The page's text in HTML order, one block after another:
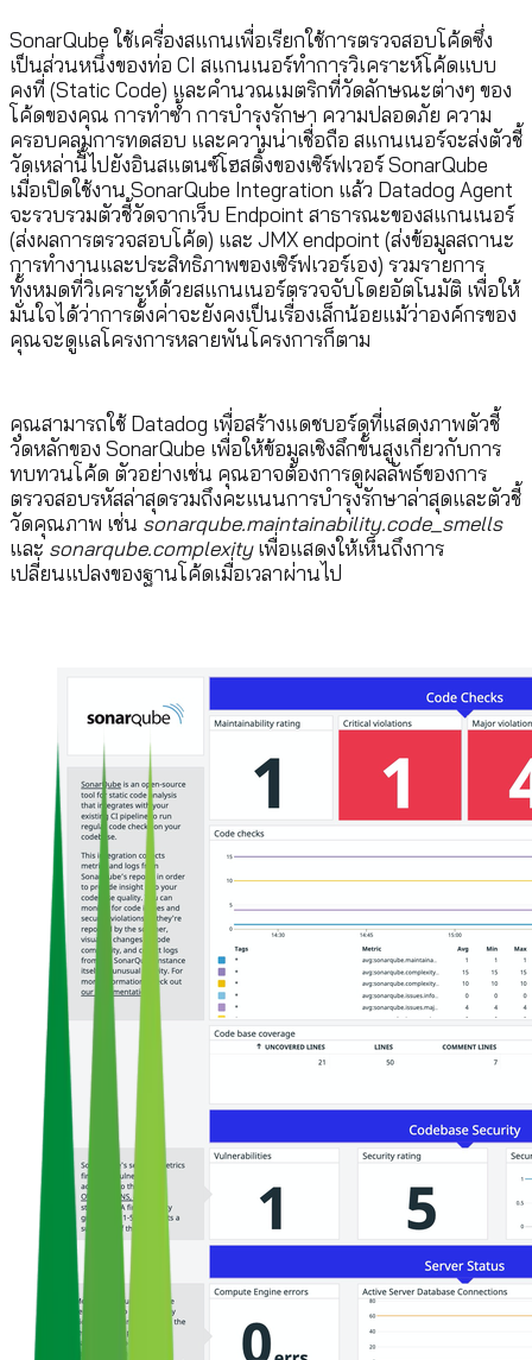
SonarQube ใช้เครื่องสแกนเพื่อเรียกใช้การตรวจสอบโค้ดซึ่ง
เป็นส่วนหนึ่งของท่อ CI สแกนเนอร์ทำการวิเคราะห์โค้ดแบบ
คงที่ (Static Code) และคำนวณเมตริกที่วัดลักษณะต่างๆ ของ
โค้ดของคุณ การทำซ้ำ การบำรุงรักษา ความปลอดภัย ความ
ครอบคลุมการทดสอบ และความน่าเชื่อถือ สแกนเนอร์จะส่งตัวชี้
วัดเหล่านี้ไปยังอินสแตนซ์โฮสติ้งของเซิร์ฟเวอร์ SonarQube
เมื่อเปิดใช้งาน SonarQube Integration แล้ว Datadog Agent
จะรวบรวมตัวชี้วัดจากเว็บ Endpoint สาธารณะของสแกนเนอร์
(ส่งผลการตรวจสอบโค้ด) และ JMX endpoint (ส่งข้อมูลสถานะ
การทำงานและประสิทธิภาพของเซิร์ฟเวอร์เอง) รวมรายการ
ทั้งหมดที่วิเคราะห์ด้วยสแกนเนอร์ตรวจจับโดยอัตโนมัติ เพื่อให้
มั่นใจได้ว่าการตั้งค่าจะยังคงเป็นเรื่องเล็กน้อยแม้ว่าองค์กรของ
คุณจะดูแลโครงการหลายพันโครงการก็ตาม
คุณสามารถใช้ Datadog เพื่อสร้างแดชบอร์ดที่แสดงภาพตัวชี้
วัดหลักของ SonarQube เพื่อให้ข้อมูลเชิงลึกขั้นสูงเกี่ยวกับการ
ทบทวนโค้ด ตัวอย่างเช่น คุณอาจต้องการดูผลลัพธ์ของการ
ตรวจสอบรหัสล่าสุดรวมถึงคะแนนการบำรุงรักษาล่าสุดและตัวชี้
วัดคุณภาพ เช่น sonarqube.maintainability.code_smells
และsonarqube.complexityเพื่อแสดงให้เห็นถึงการ
เปลี่ยนแปลงของฐานโค้ดเมื่อเวลาผ่านไป